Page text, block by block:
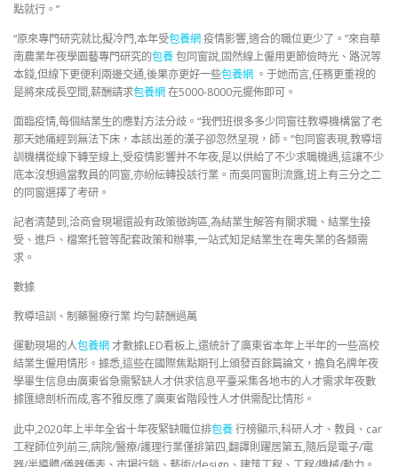
點就行。”
“原來專門研究就比擬冷門,本年受包養網疫情影響,適合的職位更少了。”來自華
南農業年夜學園藝專門研究的包養包同窗說,固然線上僱用更節儉時光、路況等
本錢,但線下更便利兩邊交通,後果亦更好一些包養網 。于她而言,任務更重視的
是將來成長空間,薪酬請求包養網在5000-8000元擺佈即可。
面臨疫情,每個結業生的應對方法分歧。“我們班很多多少同窗往教導機構當了老
那天她痛經到無法下床，本該出差的漢子卻忽然呈現，師。”包同窗表現,教導培
訓機構從線下轉至線上,受疫情影響并不年夜,是以供給了不少求職機遇,這讓不少
底本沒想過當教員的同窗,亦紛紜轉投該行業。而吳同窗則流露,班上有三分之二
的同窗選擇了考研。
記者清楚到,洽商會現場還設有政策徵詢區,為結業生解答有關求職、結業生接
受、進戶、檔案托管等配套政策和辦事,一站式知足結業生在粵失業的各類需
求。
數據
教導培訓、制藥醫療行業 均勻薪酬過萬
運動現場的人包養網才數據LED看板上,還統計了廣東省本年上半年的一些高校
結業生僱用情形。據悉,這些在國際焦點期刊上頒發百餘篇論文，擔負名牌年夜
學畢生信息由廣東省急需緊缺人才供求信息平臺采集各地市的人才需求年夜數
據匯總剖析而成,客不雅反應了廣東省階段性人才供需配比情形。
此中,2020年上半年全省十年夜緊缺職位排包養行榜顯示,科研人才、教員、car
工程師位列前三,病院/醫療/護理行業僅排第四,翻譯則躍居第五,隨后是電子/電